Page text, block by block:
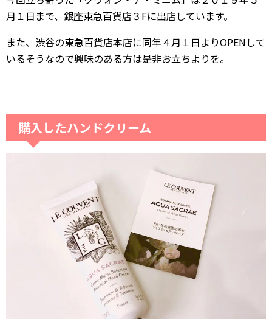
月１日まで、銀座東急百貨店３Fに出店しています。
また、渋谷の東急百貨店本店に同年４月１日よりOPENして
いるそうなので興味のある方は是非お立ちよりを。
購入したハンドクリーム